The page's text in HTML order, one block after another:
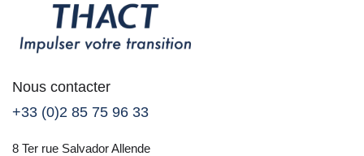
Nous contacter
+33 (0)2 85 75 96 33
8 Ter rue Salvador Allende